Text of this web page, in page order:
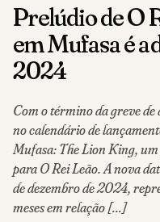
Prelúdio de O
em Mufasa é
2024
Com o término da greve
no calendário de
Mufasa: The Lion King,
para O Rei Leão. A nova
de dezembro de 2024,
meses em relação […]